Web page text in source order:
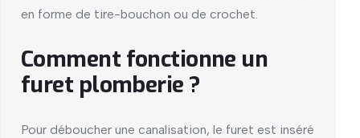
en forme de tire-bouchon ou de crochet.
Comment fonctionne un
furet plomberie ?
Pour déboucher une canalisation, le furet est inséré